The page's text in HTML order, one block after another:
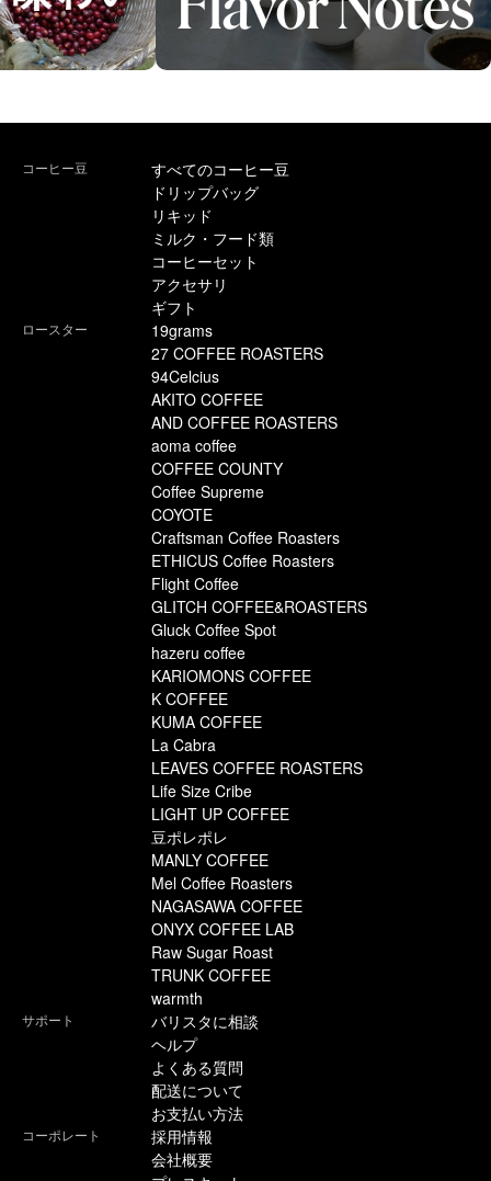
コーヒー豆
すべてのコーヒー豆
ドリップバッグ
リキッド
ミルク・フード類
コーヒーセット
アクセサリ
ギフト
ロースター
19grams
27 COFFEE ROASTERS
94Celcius
AKITO COFFEE
AND COFFEE ROASTERS
aoma coffee
COFFEE COUNTY
Coffee Supreme
COYOTE
Craftsman Coffee Roasters
ETHICUS Coffee Roasters
Flight Coffee
GLITCH COFFEE&ROASTERS
Gluck Coffee Spot
hazeru coffee
KARIOMONS COFFEE
K COFFEE
KUMA COFFEE
La Cabra
LEAVES COFFEE ROASTERS
Life Size Cribe
LIGHT UP COFFEE
豆ポレポレ
MANLY COFFEE
Mel Coffee Roasters
NAGASAWA COFFEE
ONYX COFFEE LAB
Raw Sugar Roast
TRUNK COFFEE
warmth
サポート
バリスタに相談
ヘルプ
よくある質問
配送について
お支払い方法
コーポレート
採用情報
会社概要